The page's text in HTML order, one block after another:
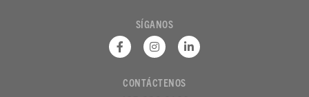
SÍGANOS
F
a
b
I
n
a
L
i
CONTÁCTENOS